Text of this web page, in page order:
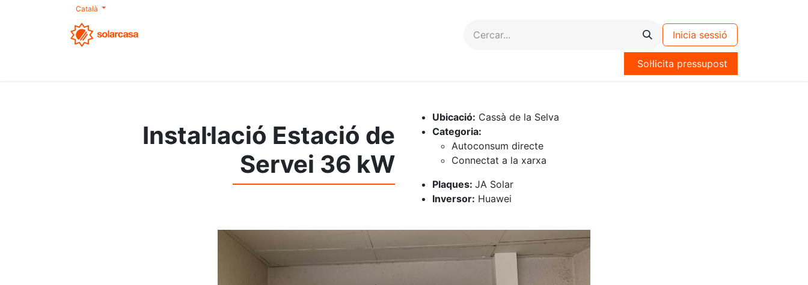
Català
Inicia sessió
Sol·licita pressupost
Instal·lació Estació de
Servei 36 kW
Ubicació: Cassà de la Selva
Categoria:
Autoconsum directe
Connectat a la xarxa
Plaques: JA Solar
Inversor: Huawei